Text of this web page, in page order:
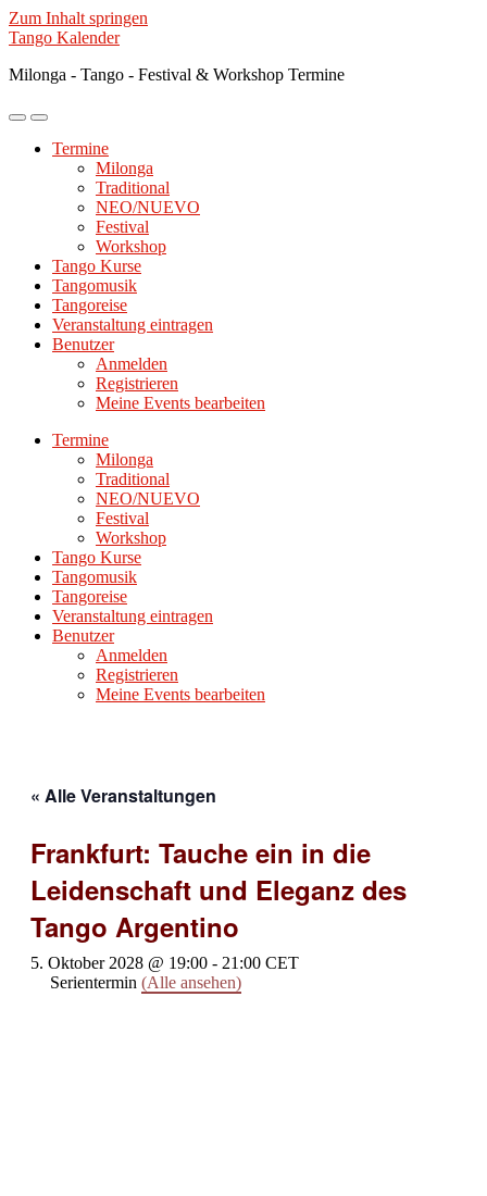
Zum Inhalt springen
Tango Kalender
Milonga - Tango - Festival & Workshop Termine
Mobile-
ein-/ausblenden
Suchfeld
ein-/ausblenden
Termine
Milonga
Traditional
NEO/NUEVO
Festival
Workshop
Tango Kurse
Tangomusik
Tangoreise
Veranstaltung eintragen
Benutzer
Anmelden
Registrieren
Meine Events bearbeiten
Termine
Milonga
Traditional
NEO/NUEVO
Festival
Workshop
Tango Kurse
Tangomusik
Tangoreise
Veranstaltung eintragen
Benutzer
Anmelden
Registrieren
Meine Events bearbeiten
« Alle Veranstaltungen
Frankfurt: Tauche ein in die
Leidenschaft und Eleganz des
Tango Argentino
5. Oktober 2028 @ 19:00 - 21:00 CET
Serientermin (Alle ansehen)